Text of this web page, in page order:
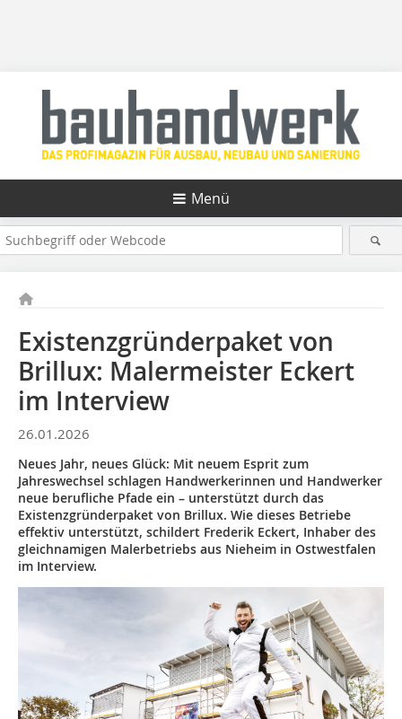
Menü
Existenzgründerpaket von
Brillux: Malermeister Eckert
im Interview
26.01.2026
Neues Jahr, neues Glück: Mit neuem Esprit zum
Jahreswechsel schlagen Handwerkerinnen und Handwerker
neue berufliche Pfade ein – unterstützt durch das
Existenzgründerpaket von Brillux. Wie dieses Betriebe
effektiv unterstützt, schildert Frederik Eckert, Inhaber des
gleichnamigen Malerbetriebs aus Nieheim in Ostwestfalen
im Interview.